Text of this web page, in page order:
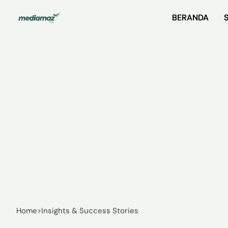
BERANDA
BERANDA
Home>Insights & Success Stories